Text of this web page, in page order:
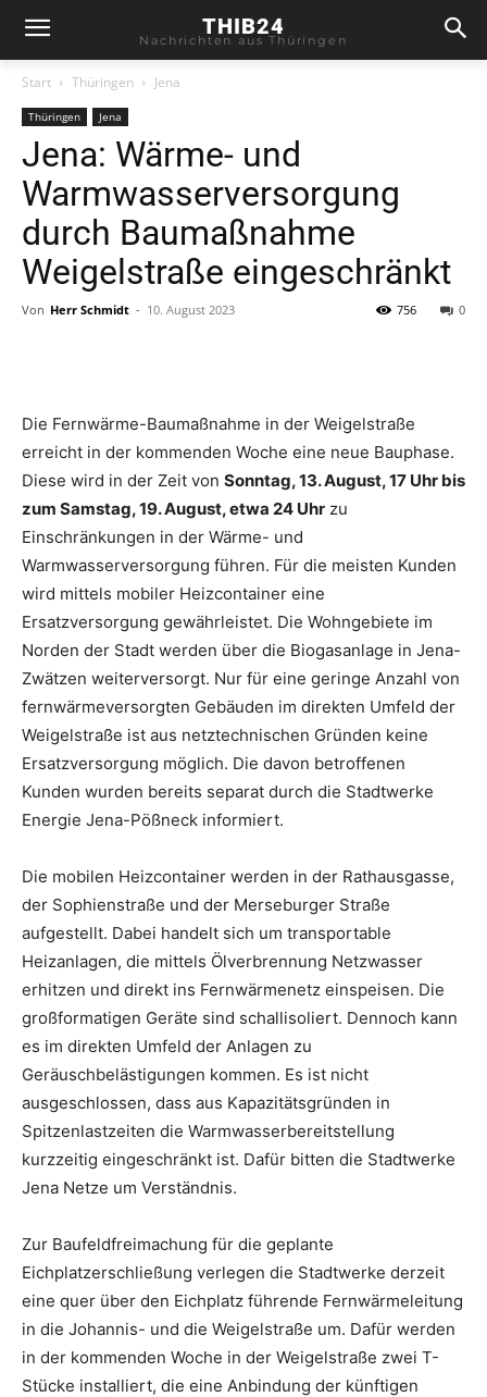
THIB24
Nachrichten aus Thüringen
Start Thüringen Jena
Thüringen Jena
Jena: Wärme- und
Warmwasserversorgung
durch Baumaßnahme
Weigelstraße eingeschränkt
Von Herr Schmidt - 10. August 2023 0
756
Die Fernwärme-Baumaßnahme in der Weigelstraße
erreicht in der kommenden Woche eine neue Bauphase.
Diese wird in der Zeit von Sonntag, 13. August, 17 Uhr bis
zum Samstag, 19. August, etwa 24 Uhr zu
Einschränkungen in der Wärme- und
Warmwasserversorgung führen. Für die meisten Kunden
wird mittels mobiler Heizcontainer eine
Ersatzversorgung gewährleistet. Die Wohngebiete im
Norden der Stadt werden über die Biogasanlage in Jena-
Zwätzen weiterversorgt. Nur für eine geringe Anzahl von
fernwärmeversorgten Gebäuden im direkten Umfeld der
Weigelstraße ist aus netztechnischen Gründen keine
Ersatzversorgung möglich. Die davon betroffenen
Kunden wurden bereits separat durch die Stadtwerke
Energie Jena-Pößneck informiert.
Die mobilen Heizcontainer werden in der Rathausgasse,
der Sophienstraße und der Merseburger Straße
aufgestellt. Dabei handelt sich um transportable
Heizanlagen, die mittels Ölverbrennung Netzwasser
erhitzen und direkt ins Fernwärmenetz einspeisen. Die
großformatigen Geräte sind schallisoliert. Dennoch kann
es im direkten Umfeld der Anlagen zu
Geräuschbelästigungen kommen. Es ist nicht
ausgeschlossen, dass aus Kapazitätsgründen in
Spitzenlastzeiten die Warmwasserbereitstellung
kurzzeitig eingeschränkt ist. Dafür bitten die Stadtwerke
Jena Netze um Verständnis.
Zur Baufeldfreimachung für die geplante
Eichplatzerschließung verlegen die Stadtwerke derzeit
eine quer über den Eichplatz führende Fernwärmeleitung
in die Johannis- und die Weigelstraße um. Dafür werden
in der kommenden Woche in der Weigelstraße zwei T-
Stücke installiert, die eine Anbindung der künftigen